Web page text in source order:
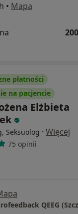
• Mapa
płatności
na pacjencie
Elżbieta
Seksuolog · Więcej
75 opinii